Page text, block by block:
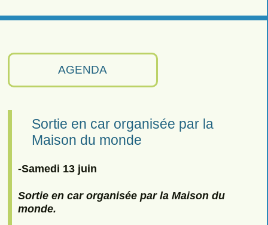
AGENDA
Sortie en car organisée par la
Maison du monde
-Samedi 13 juin
Sortie en car organisée par la Maison du
monde.